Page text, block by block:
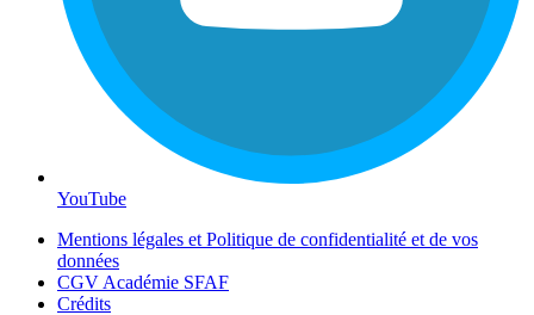
YouTube
Mentions légales et Politique de confidentialité et de vos
données
CGV Académie SFAF
Crédits